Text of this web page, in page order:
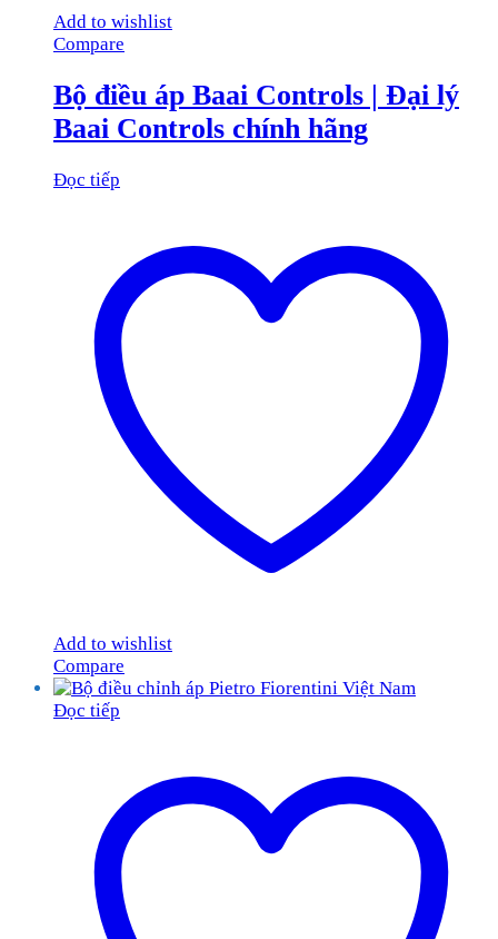
Add to wishlist
Compare
Bộ điều áp Baai Controls | Đại lý
Baai Controls chính hãng
Đọc tiếp
Add to wishlist
Compare
Đọc tiếp